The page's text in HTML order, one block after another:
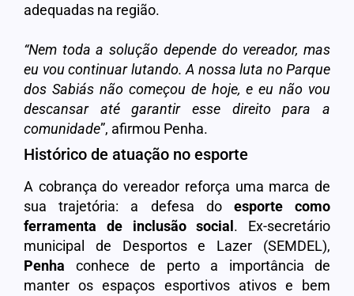
adequadas na região.
“Nem toda a solução depende do vereador, mas
eu vou continuar lutando. A nossa luta no Parque
dos Sabiás não começou de hoje, e eu não vou
descansar até garantir esse direito para a
comunidade”, afirmou Penha.
Histórico de atuação no esporte
A cobrança do vereador reforça uma marca de
sua trajetória: a defesa do esporte como
ferramenta de inclusão social . Ex-secretário
municipal de Desportos e Lazer (SEMDEL),
Penha conhece de perto a importância de
manter os espaços esportivos ativos e bem